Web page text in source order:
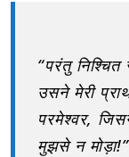
“परंतु
उसने मेरी
परमेश्वर,
मुझसे न